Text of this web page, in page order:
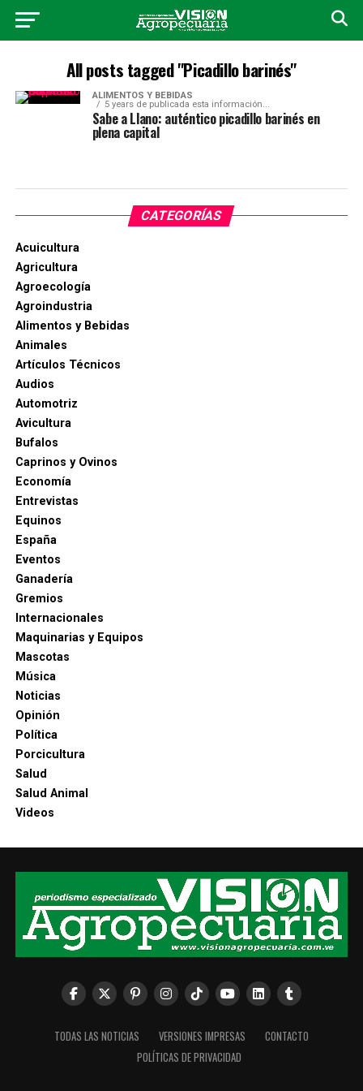
All posts tagged "Picadillo barinés"
ALIMENTOS Y BEBIDAS
5 years de publicada esta información...
Sabe a Llano: auténtico picadillo barinés en
plena capital
CATEGORÍAS
Acuicultura
Agricultura
Agroecología
Agroindustria
Alimentos y Bebidas
Animales
Artículos Técnicos
Audios
Automotriz
Avicultura
Bufalos
Caprinos y Ovinos
Economía
Entrevistas
Equinos
España
Eventos
Ganadería
Gremios
Internacionales
Maquinarias y Equipos
Mascotas
Música
Noticias
Opinión
Política
Porcicultura
Salud
Salud Animal
Videos
TODAS LAS NOTICIAS VERSIONES IMPRESAS
CONTACTO
POLÍTICAS DE PRIVACIDAD